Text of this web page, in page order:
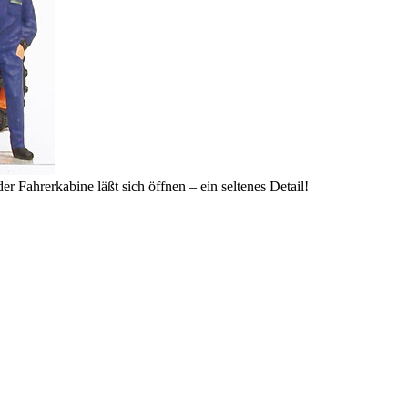
Fahrerkabine läßt sich öffnen – ein seltenes Detail!